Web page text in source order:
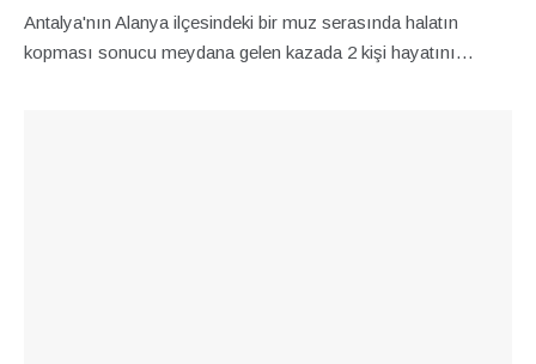
Antalya'nın Alanya ilçesindeki bir muz serasında halatın
kopması sonucu meydana gelen kazada 2 kişi hayatını…